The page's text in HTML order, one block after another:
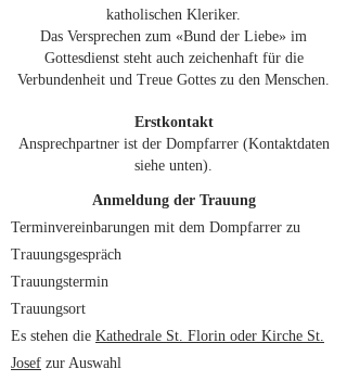
katholischen Kleriker.
Das Versprechen zum «Bund der Liebe» im
Gottesdienst steht auch zeichenhaft für die
Verbundenheit und Treue Gottes zu den Menschen.
Erstkontakt
Ansprechpartner ist der Dompfarrer (Kontaktdaten
siehe unten).
Anmeldung der Trauung
Terminvereinbarungen mit dem Dompfarrer zu
Trauungsgespräch
Trauungstermin
Trauungsort
Es stehen die Kathedrale St. Florin oder Kirche St.
Josef zur Auswahl